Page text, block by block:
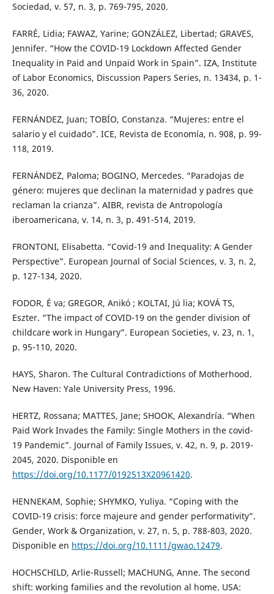
Sociedad, v. 57, n. 3, p. 769-795, 2020.
FARRÉ, Lidia; FAWAZ, Yarine; GONZÁLEZ, Libertad; GRAVES,
Jennifer. “How the COVID-19 Lockdown Affected Gender
Inequality in Paid and Unpaid Work in Spain”. IZA, Institute
of Labor Economics, Discussion Papers Series, n. 13434, p. 1-
36, 2020.
FERNÁNDEZ, Juan; TOBÍO, Constanza. “Mujeres: entre el
salario y el cuidado”. ICE, Revista de Economía, n. 908, p. 99-
118, 2019.
FERNÁNDEZ, Paloma; BOGINO, Mercedes. “Paradojas de
género: mujeres que declinan la maternidad y padres que
reclaman la crianza”. AIBR, revista de Antropología
iberoamericana, v. 14, n. 3, p. 491-514, 2019.
FRONTONI, Elisabetta. “Covid-19 and Inequality: A Gender
Perspective”. European Journal of Social Sciences, v. 3, n. 2,
p. 127-134, 2020.
FODOR, É va; GREGOR, Anikó ; KOLTAI, Jú lia; KOVÁ TS,
Eszter. “The impact of COVID-19 on the gender division of
childcare work in Hungary”. European Societies, v. 23, n. 1,
p. 95-110, 2020.
HAYS, Sharon. The Cultural Contradictions of Motherhood.
New Haven: Yale University Press, 1996.
HERTZ, Rossana; MATTES, Jane; SHOOK, Alexandría. “When
Paid Work Invades the Family: Single Mothers in the covid-
19 Pandemic”. Journal of Family Issues, v. 42, n. 9, p. 2019-
2045, 2020. Disponible en
https://doi.org/10.1177/0192513X20961420.
HENNEKAM, Sophie; SHYMKO, Yuliya. “Coping with the
COVID-19 crisis: force majeure and gender performativity”.
Gender, Work & Organization, v. 27, n. 5, p. 788-803, 2020.
Disponible en https://doi.org/10.1111/gwao.12479.
HOCHSCHILD, Arlie-Russell; MACHUNG, Anne. The second
shift: working families and the revolution al home. USA: